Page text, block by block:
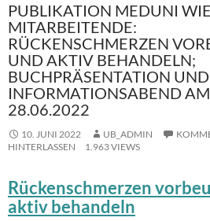
PUBLIKATION MEDUNI
MITARBEITENDE:
RÜCKENSCHMERZEN
UND AKTIV BEHANDELN;
BUCHPRÄSENTATION UND
INFORMATIONSABEND AM
28.06.2022
10. JUNI 2022 UB_ADMIN
HINTERLASSEN
1.963 VIEWS
Rückenschmerzen
aktiv behandeln